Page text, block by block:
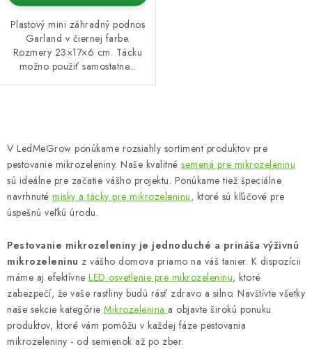
Plastový mini záhradný podnos
Garland v čiernej farbe.
Rozmery 23×17×6 cm. Tácku
možno použiť samostatne...
v
l
á
d
a
i
e
p
r
v
k
V LedMeGrow ponúkame rozsiahly sortiment produktov pre
pestovanie mikrozeleniny. Naše kvalitné semená pre mikrozeleninu
sú ideálne pre začatie vášho projektu. Ponúkame tiež špeciálne
navrhnuté misky a tácky pre mikrozeleninu, ktoré sú kľúčové pre
úspešnú veľkú úrodu.
Pestovanie mikrozeleniny je jednoduché a prináša výživnú
mikrozeleninu z vášho domova priamo na váš tanier. K dispozícii
máme aj efektívne LED osvetlenie pre mikrozeleninu, ktoré
zabezpečí, že vaše rastliny budú rásť zdravo a silno. Navštívte všetky
naše sekcie kategórie Mikrozelenina a objavte širokú ponuku
produktov, ktoré vám pomôžu v každej fáze pestovania
mikrozeleniny - od semienok až po zber.